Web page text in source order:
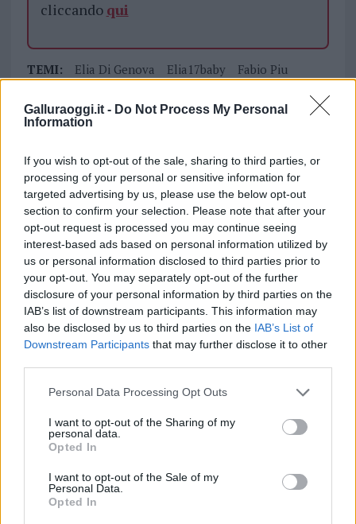
Galluraoggi.it - Do Not Process My Personal
Information
If you wish to opt-out of the sale, sharing to third parties, or
processing of your personal or sensitive information for
targeted advertising by us, please use the below opt-out
section to confirm your selection. Please note that after your
opt-out request is processed you may continue seeing
interest-based ads based on personal information utilized by
us or personal information disclosed to third parties prior to
your opt-out. You may separately opt-out of the further
disclosure of your personal information by third parties on the
IAB’s list of downstream participants. This information may
also be disclosed by us to third parties on the IAB’s List of
Downstream Participants that may further disclose it to other
Please note that this website/app uses one or more Google
not limited to your visit or usage behaviour. You may click to
grant or deny consent to Google and its third-party tags to
use your data for below specified purposes in below Google
consent section.
Personal Data Processing Opt Outs
I want to opt-out of the Sharing of my
personal data.
Opted In
I want to opt-out of the Sale of my
Personal Data.
Opted In
cliccando qui
TEMI: Elia Di Genova Elia17baby
Fabio Piu
Tentato Omicidio Marinella
Tentato Omicidio Olbia
Tentato Omicidio Porto Rotondo
Notizie in tempo reale?
Entra nel canale telegram di
GalluraOggi.it
Inviaci le tue segnalazioni,
i tuoi video e le tue foto
Su WhatsApp al numero +39
345 356 7512
Ricevi le nostre ultime news
daGoogle News